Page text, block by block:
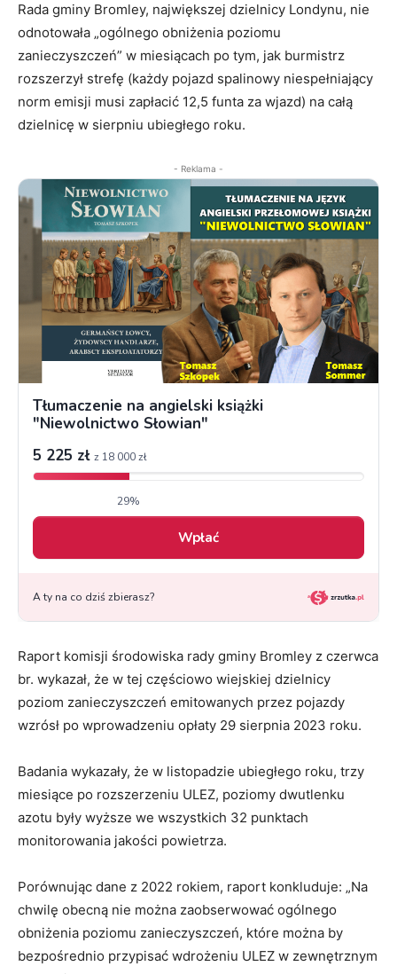
Rada gminy Bromley, największej dzielnicy Londynu, nie
odnotowała „ogólnego obniżenia poziomu
zanieczyszczeń” w miesiącach po tym, jak burmistrz
rozszerzył strefę (każdy pojazd spalinowy niespełniający
norm emisji musi zapłacić 12,5 funta za wjazd) na całą
dzielnicę w sierpniu ubiegłego roku.
- Reklama -
Raport komisji środowiska rady gminy Bromley z czerwca
br. wykazał, że w tej częściowo wiejskiej dzielnicy
poziom zanieczyszczeń emitowanych przez pojazdy
wzrósł po wprowadzeniu opłaty 29 sierpnia 2023 roku.
Badania wykazały, że w listopadzie ubiegłego roku, trzy
miesiące po rozszerzeniu ULEZ, poziomy dwutlenku
azotu były wyższe we wszystkich 32 punktach
monitorowania jakości powietrza.
Porównując dane z 2022 rokiem, raport konkluduje: „Na
chwilę obecną nie można zaobserwować ogólnego
obniżenia poziomu zanieczyszczeń, które można by
bezpośrednio przypisać wdrożeniu ULEZ w zewnętrznym